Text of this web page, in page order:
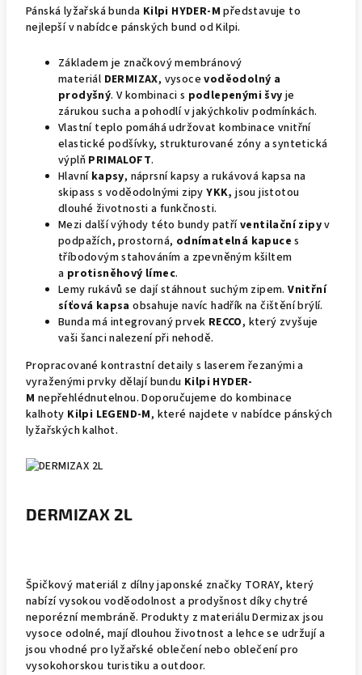
Pánská lyžařská bunda Kilpi HYDER-M představuje to
nejlepší v nabídce pánských bund od Kilpi.
Základem je značkový membránový
materiál DERMIZAX, vysoce voděodolný a
prodyšný. V kombinaci s podlepenými švy je
zárukou sucha a pohodlí v jakýchkoliv podmínkách.
Vlastní teplo pomáhá udržovat kombinace vnitřní
elastické podšívky, strukturované zóny a syntetická
výplň PRIMALOFT.
Hlavní kapsy, náprsní kapsy a rukávová kapsa na
skipass s voděodolnými zipy YKK, jsou jistotou
dlouhé životnosti a funkčnosti.
Mezi další výhody této bundy patříventilační zipyv
podpažích, prostorná, odnímatelná kapuce s
tříbodovým stahováním a zpevněným kšiltem
a protisněhový límec.
Lemy rukávů se dají stáhnout suchým zipem. Vnitřní
síťová kapsa obsahuje navíc hadřík na čištění brýlí.
Bunda má integrovaný prvek RECCO, který zvyšuje
vaši šanci nalezení při nehodě.
Propracované kontrastní detaily s laserem řezanými a
vyraženými prvky dělají bundu Kilpi HYDER-
M nepřehlédnutelnou. Doporučujeme do kombinace
kalhoty Kilpi LEGEND-M, které najdete v nabídce pánských
lyžařských kalhot.
DERMIZAX 2L
Špičkový materiál z dílny japonské značky TORAY, který
nabízí vysokou voděodolnost a prodyšnost díky chytré
neporézní membráně. Produkty z materiálu Dermizax jsou
vysoce odolné, mají dlouhou životnost a lehce se udržují a
jsou vhodné pro lyžařské oblečení nebo oblečení pro
vysokohorskou turistiku a outdoor.